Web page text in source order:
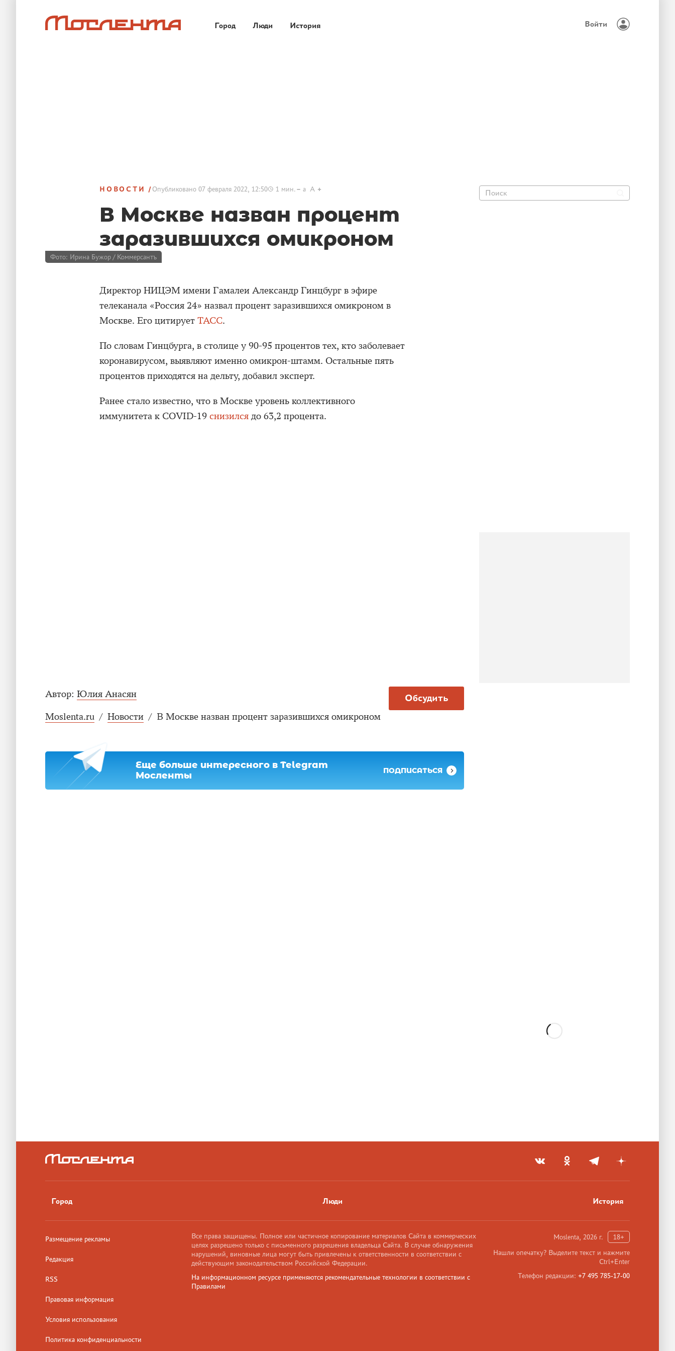
Город Люди История Войти
НОВОСТИ Опубликовано07 февраля 2022, 12:50 1 мин. a A
В Москве назван процент
заразившихся омикроном
Фото: Ирина Бужор / Коммерсантъ
Директор НИЦЭМ имени Гамалеи Александр Гинцбург в эфире
телеканала «Россия 24» назвал процент заразившихся омикроном в
Москве. Его цитирует ТАСС.
По словам Гинцбурга, в столице у 90-95 процентов тех, кто заболевает
коронавирусом, выявляют именно омикрон-штамм. Остальные пять
процентов приходятся на дельту, добавил эксперт.
Ранее стало известно, что в Москве уровень коллективного
иммунитета к COVID-19 снизился до 63,2 процента.
Обсудить
Автор: Юлия Анасян
Moslenta.ru / Новости / В Москве назван процент заразившихся омикроном
Еще больше интересного в Telegram
Мосленты
ПОДПИСАТЬСЯ
Город Люди История
Размещение рекламы
Редакция
RSS
Правовая информация
Условия использования
Политика конфиденциальности
Moslenta, 2026 г.
18+
Нашли опечатку? Выделите текст и нажмите
Ctrl+Enter
Телефон редакции: +7 495 785-17-00
Все права защищены. Полное или частичное копирование материалов Сайта в коммерческих
целях разрешено только с письменного разрешения владельца Сайта. В случае обнаружения
нарушений, виновные лица могут быть привлечены к ответственности в соответствии с
действующим законодательством Российской Федерации.
На информационном ресурсе применяются рекомендательные технологии в соответствии с
Правилами